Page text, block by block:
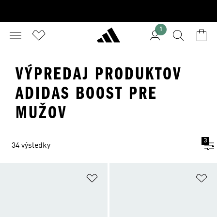
1
VÝPREDAJ PRODUKTOV
ADIDAS BOOST PRE
MUŽOV
34 výsledky
3
Pridať do zoznamu želaných